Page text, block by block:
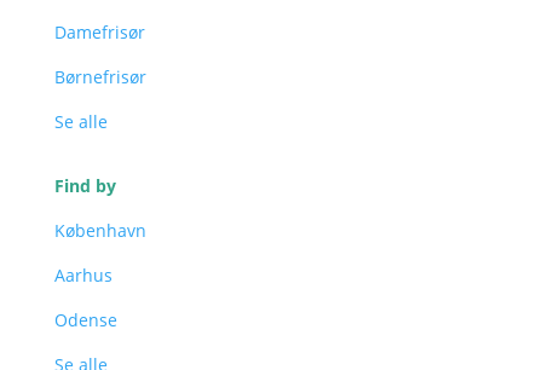
Damefrisør
Børnefrisør
Se alle
Find by
København
Aarhus
Odense
Se alle